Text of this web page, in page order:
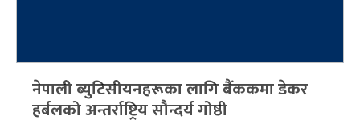
नेपाली ब्युटिसीयनहरूका लागि बैंककमा डेकर
हर्बलको अन्तर्राष्ट्रिय सौन्दर्य गोष्ठी